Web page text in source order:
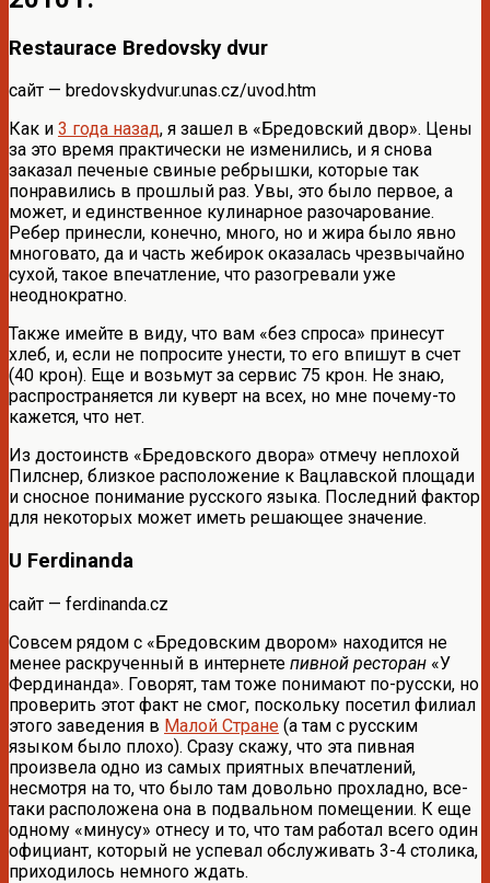
Restaurace Bredovsky dvur
сайт — bredovskydvur.unas.cz/uvod.htm
Как и 3 года назад, я зашел в «Бредовский двор». Цены
за это время практически не изменились, и я снова
заказал печеные свиные ребрышки, которые так
понравились в прошлый раз. Увы, это было первое, а
может, и единственное кулинарное разочарование.
Ребер принесли, конечно, много, но и жира было явно
многовато, да и часть жебирок оказалась чрезвычайно
сухой, такое впечатление, что разогревали уже
неоднократно.
Также имейте в виду, что вам «без спроса» принесут
хлеб, и, если не попросите унести, то его впишут в счет
(40 крон). Еще и возьмут за сервис 75 крон. Не знаю,
распространяется ли куверт на всех, но мне почему-то
кажется, что нет.
Из достоинств «Бредовского двора» отмечу неплохой
Пилснер, близкое расположение к Вацлавской площади
и сносное понимание русского языка. Последний фактор
для некоторых может иметь решающее значение.
U Ferdinanda
сайт — ferdinanda.cz
Совсем рядом с «Бредовским двором» находится не
менее раскрученный в интернете пивной ресторан «У
Фердинанда». Говорят, там тоже понимают по-русски, но
проверить этот факт не смог, поскольку посетил филиал
этого заведения в Малой Стране (а там с русским
языком было плохо). Сразу скажу, что эта пивная
произвела одно из самых приятных впечатлений,
несмотря на то, что было там довольно прохладно, все-
таки расположена она в подвальном помещении. К еще
одному «минусу» отнесу и то, что там работал всего один
официант, который не успевал обслуживать 3-4 столика,
приходилось немного ждать.